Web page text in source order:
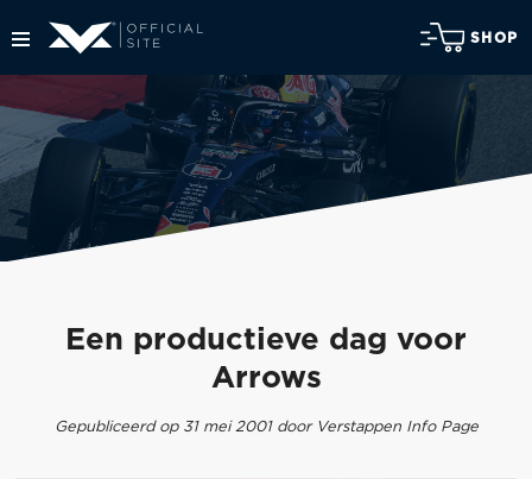
SHOP
Een productieve dag voor
Arrows
Gepubliceerd op 31 mei 2001 door Verstappen Info Page